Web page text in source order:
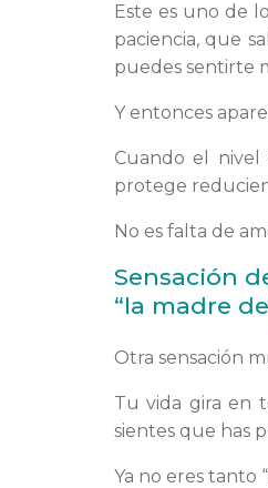
Este es uno de
paciencia, que
puedes sentirte
Y entonces
Cuando el nivel
protege
No es falta de
Sensación
“la madre
Otra sensación
Tu vida gira en
sientes que has
Ya no eres tanto